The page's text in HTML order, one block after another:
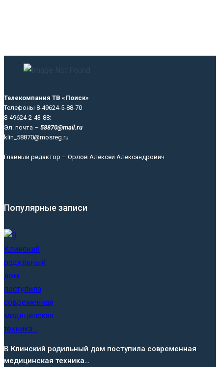
Телекомпания ТВ «Поиск»
Телефоны 8-49624-5-88-70
8-49624-2-43-88;
Эл. почта – 58870@mail.ru
klin_58870@mosreg.ru
Главный редактор – Орлов Алексей Александрович
Популярные записи
В Клинский родильный дом поступила современная
медицинская техника…